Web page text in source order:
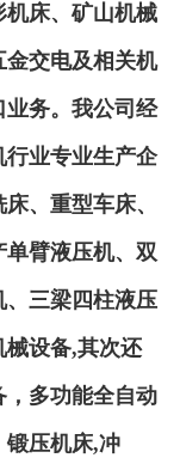
床、矿山机械
交电及相关机
务。我公司经
业专业生产企
、重型车床、
臂液压机、双
、三梁四柱液压
械设备,其次还
多功能全自动
锻压机床,冲